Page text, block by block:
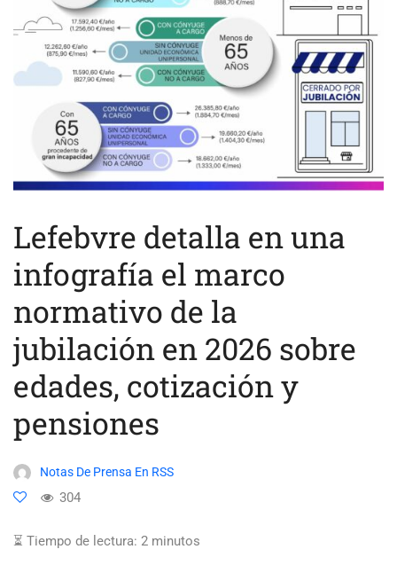
Lefebvre detalla en una
infografía el marco
normativo de la
jubilación en 2026 sobre
edades, cotización y
pensiones
Notas De Prensa En RSS
304
⏳ Tiempo de lectura: 2 minutos